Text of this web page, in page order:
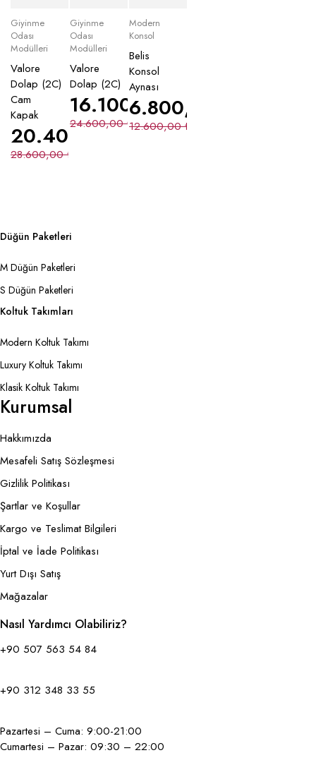
Giyinme
Odası
Modülleri
Valore
Dolap (2C)
Cam
Kapak
28.600,00₺
20.400,00₺
Giyinme
Odası
Modülleri
Valore
Dolap (2C)
24.600,00₺
16.100,00₺
Modern
Konsol
Belis
Konsol
Aynası
12.600,00₺
6.800,00
Düğün Paketleri
M Düğün Paketleri
S Düğün Paketleri
Koltuk Takımları
Modern Koltuk Takımı
Luxury Koltuk Takımı
Klasik Koltuk Takımı
Kurumsal
Hakkımızda
Mesafeli Satış Sözleşmesi
Gizlilik Politikası
Şartlar ve Koşullar
Kargo ve Teslimat Bilgileri
İptal ve İade Politikası
Yurt Dışı Satış
Mağazalar
Nasıl Yardımcı Olabiliriz?
+90 507 563 54 84
+90 312 348 33 55
Pazartesi – Cuma: 9:00-21:00
Cumartesi – Pazar: 09:30 – 22:00